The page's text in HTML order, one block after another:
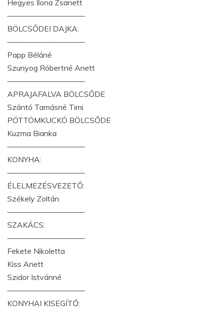
Hegyes Ilona Zsanett
——————————
BÖLCSŐDEI DAJKA:
——————————
Papp Béláné
Szunyog Róbertné Anett
——————————
APRAJAFALVA BÖLCSŐDE
Szántó Tamásné Timi
PÖTTÖMKUCKÓ BÖLCSŐDE
Kuzma Bianka
——————————
KONYHA:
——————————
ÉLELMEZÉSVEZETŐ:
Székely Zoltán
——————————
SZAKÁCS:
——————————
Fekete Nikoletta
Kiss Anett
Szidor Istvánné
——————————
KONYHAI KISEGÍTŐ: